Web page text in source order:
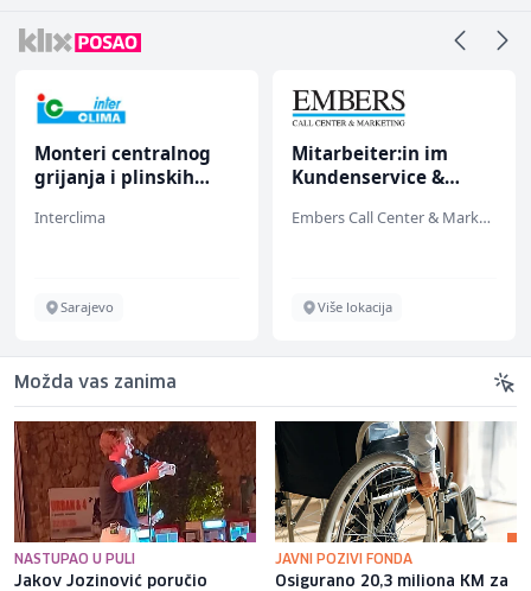
Monteri centralnog
grijanja i plinskih
Interclima
Sarajevo
Mitarbeiter:in im
Kundenservice &
Embers Call Center & Marketing
Više lokacija
Možda vas zanima
NASTUPAO U PULI
Jakov Jozinović poručio
JAVNI POZIVI FONDA
Osigurano 20,3 miliona KM za